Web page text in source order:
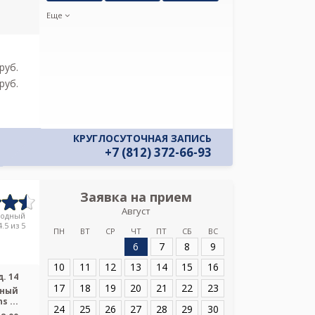
Еще
КРУГЛОСУТОЧНАЯ ЗАПИСЬ
+7 (812) 372-66-93
из 5
14
полуоткрытый тип, КТ Siemens ...
Заявка на прием
Август
ПН ВТ СР ЧТ ПТ СБ ВС
6 7 8
9
10
11 12 13 14 15
16
17
18 19 20 21 22
23
24
25 26 27 28 29 30